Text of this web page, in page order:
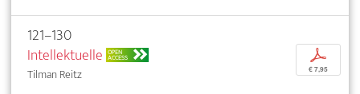
121–130
Intellektuelle OPEN
ACCESS
Tilman Reitz
p
€ 7,95